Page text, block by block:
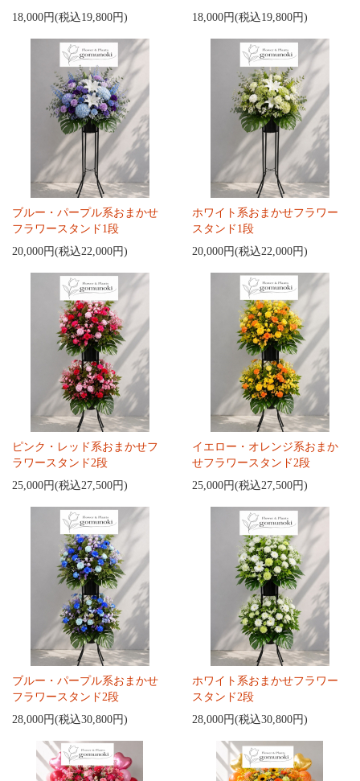
18,000円(税込19,800円)
18,000円(税込19,800円)
ブルー・パープル系おまかせ
フラワースタンド1段
20,000円(税込22,000円)
ホワイト系おまかせフラワー
スタンド1段
20,000円(税込22,000円)
ピンク・レッド系おまかせフ
ラワースタンド2段
25,000円(税込27,500円)
イエロー・オレンジ系おまか
せフラワースタンド2段
25,000円(税込27,500円)
ブルー・パープル系おまかせ
フラワースタンド2段
28,000円(税込30,800円)
ホワイト系おまかせフラワー
スタンド2段
28,000円(税込30,800円)